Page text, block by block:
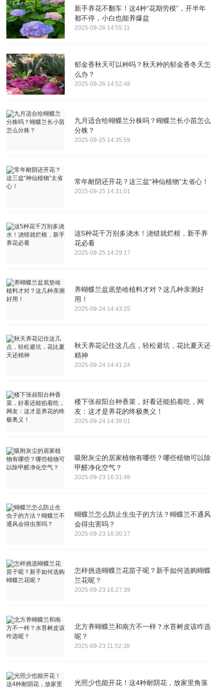
新手养花不翻车！这4种“花期劳模”，开半年
都不停，小白也能养爆盆
2025-09-26 14:55:11
郁金香秋天可以种吗？秋天种的郁金香冬天怎
么办？
2025-09-26 14:52:48
九月适合给蝴蝶兰分株吗？蝴蝶兰长小苗怎么
分株？
2025-09-25 14:35:59
常年耐阴还开花？这三盆“神仙植物”太省心！
2025-09-25 14:31:01
这5种花千万别多浇水！浇错就烂根，新手养
花必看
2025-09-25 14:29:17
养蝴蝶兰盆底垫啥植料才对？这几种亲测好
用！
2025-09-24 14:43:25
秋天养花记住这几点，轻松避坑，花比夏天还
精神
2025-09-24 14:41:24
楼下张叔阳台种香菜，好看还能掐着吃，网
友：这才是养花的终极奥义！
2025-09-24 14:39:01
吸附灰尘的居家植物有哪些？哪些植物可以除
甲醛净化空气？
2025-09-23 16:31:48
蝴蝶兰怎么防止生虫子的方法？蝴蝶兰不通风
会得虫害吗？
2025-09-23 16:30:17
怎样挑选蝴蝶兰花苗子呢？新手如何选购蝴蝶
兰花呢？
2025-09-23 16:27:39
北方养蝴蝶兰和南方不一样？水苔树皮该咋选
呢？
2025-09-23 11:52:38
光照少也能开花！这4种耐阴花，放家里角落